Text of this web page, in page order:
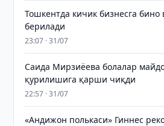
Тошкентда кичик бизнесга бино
берилади
23:07 · 31/07
Саида Мирзиёева болалар
қурилишига қарши чиқди
22:57 · 31/07
«Андижон полькаси» Гиннес